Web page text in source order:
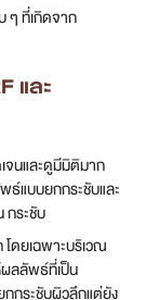
ๆ ที่เกิดจาก
และ
จนและดูมีมิติมาก
ธ์แบบยกกระชับและ
กระชับ
ดยเฉพาะบริเวณ
ผลลัพธ์ที่เป็น
กกระชับผิวลึกแต่ยัง